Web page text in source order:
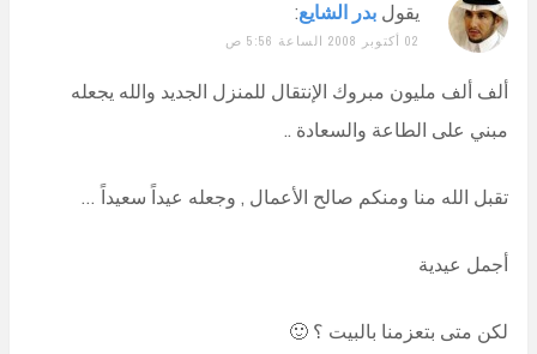
يقول بدر الشايع:
02 أكتوبر 2008 الساعة 5:56 ص
ألف ألف مليون مبروك الإنتقال للمنزل الجديد والله يجعله
مبني على الطاعة والسعادة ..
تقبل الله منا ومنكم صالح الأعمال , وجعله عيداً سعيداً …
أجمل عيدية
لكن متى بتعزمنا بالبيت ؟ 🙂